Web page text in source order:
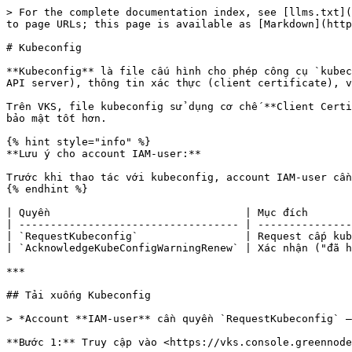
> For the complete documentation index, see [llms.txt](https://docs.greennode.ai/llms.txt). Markdown versions of documentation pages are available by appending `.md` to page URLs; this page is available as [Markdown](https://docs.greennode.ai/vn/vks/clusters/kubeconfig.md).

# Kubeconfig

**Kubeconfig** là file cấu hình cho phép công cụ `kubectl` xác thực và kết nối đến Kubernetes Cluster của bạn. Mỗi file kubeconfig chứa thông tin về cluster (địa chỉ API server), thông tin xác thực (client certificate), và ngữ cảnh (context) xác định cluster nào đang được sử dụng.

Trên VKS, file kubeconfig sử dụng cơ chế **Client Certificate** để xác thực. Bạn có thể chủ động chọn thời hạn hiệu lực của certificate khi tải xuống, giúp kiểm soát bảo mật tốt hơn.

{% hint style="info" %}
**Lưu ý cho account IAM-user:**

Trước khi thao tác với kubeconfig, account IAM-user cần được cấp đầy đủ các quyền dưới đây (admin nên cấp một lần trước khi sử dụng):
{% endhint %}

| Quyền                               | Mục đích                                                        | Dùng tại bước                               |
| ----------------------------------- | --------------------------------------------------------------- | ------------------------------------------- |
| `RequestKubeconfig`                 | Request cấp kubeconfig                                          | Tải xuống Kubeconfig                        |
| `AcknowledgeKubeConfigWarningRenew` | Xác nhận ("đã hiểu") thông báo autorenew kubeconfig từ hệ thống | Gia hạn (Renew) Certificate — Tự động renew |

***

## Tải xuống Kubeconfig

> *Account **IAM-user** cần quyền `RequestKubeconfig` — xem **Lưu ý cho account IAM-user** ở đầu trang.*

**Bước 1:** Truy cập vào <https://vks.console.greennode.ai/overview>

**Bước 2:** Tại màn hình **Overview**, chọn menu **Kubernetes Cluster.**

**Bước 3:** Tại Cluster cần lấy kubeconfig, chọn biểu tượng **Action** và chọn **Download Config File.**

**Bước 4:** Hệ thống hiển thị popup xác nhận. Tại đây, bạn chọn **thời hạn hiệu lực** của certificate trong kubeconfig:

| Thời hạn | Mô tả                                                                   |
| -------- | ----------------------------------------------------------------------- |
| 30 ngày  | Phù hợp cho môi trường staging, testing hoặc truy cập tạm thời          |
| 90 ngày  | Phù hợp cho môi trường production với chu kỳ rotate định kỳ             |
| 365 ngày | Phù hợp cho các trường hợp cần kubeconfig dài hạn, cần quản lý cẩn thận |

<figure><img src="/files/1XiT4zKxTUFajJWcChWp" alt=""><figcaption></figcaption></figure>

{% hint style="warning" %}
**Lưu ý về bảo mật:**

* File kubeconfig cấp quyền **cluster-admin** cho người sở hữu. Không chia sẻ file này với người không có thẩm quyền.
* Nếu cần **thu hồi certificate** trước thời hạn, vui lòng liên hệ đội ngũ hỗ trợ VKS để được xử lý.
* Nếu file kubeconfig bị lộ, hãy liên hệ đội ngũ hỗ trợ VKS để thực hiện xử lý kịp thời.
  {% endhint %}

**Bước 5:** Chọn **Confirm** để tải xuống. File `config` sẽ được lưu về máy của bạn.

***

## Cấu hình kubectl sử dụng Kubeconfig

Sau khi tải xuống file kubeconfig, bạn cần đặt file vào đúng vị trí để `kubectl` nhận diện.

**Bước 1:** Tạo thư mục `.kube` nếu chưa có:

```bash
mkdir -p ~/.kube
```

**Bước 2:** Di chuyển file kubeconfig vừa tải về vào thư mục `.kube` và đặt tên là `config`: